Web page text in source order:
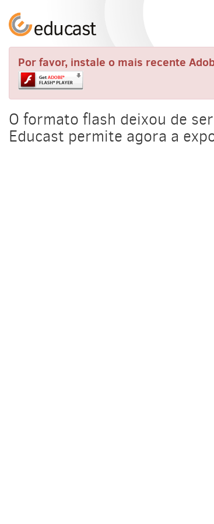
Por favor, instale o mais recente
O formato flash deixou de
Educast permite agora a